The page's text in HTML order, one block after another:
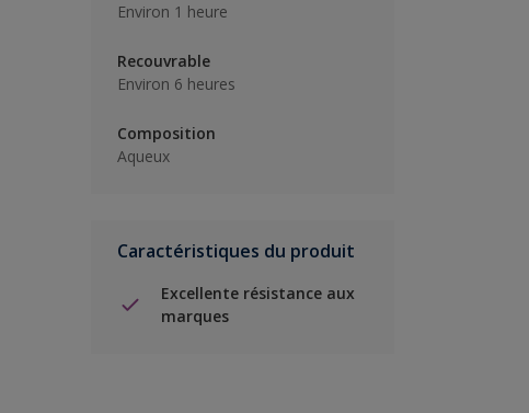
Environ 1 heure
Recouvrable
Environ 6 heures
Composition
Aqueux
Caractéristiques du produit
Excellente résistance aux
marques